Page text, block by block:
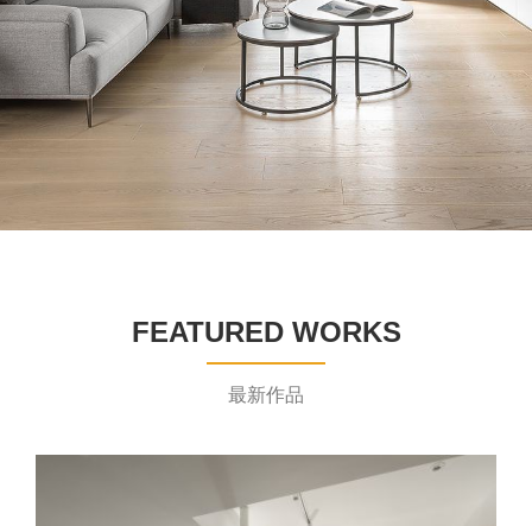
FEATURED WORKS
最新作品